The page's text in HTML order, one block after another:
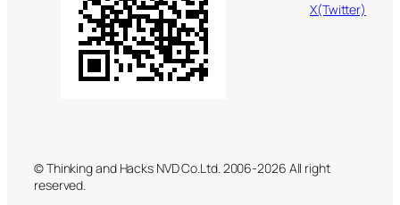
X(Twitter)
© Thinking and Hacks NVD Co.Ltd. 2006-2026 All right
reserved.